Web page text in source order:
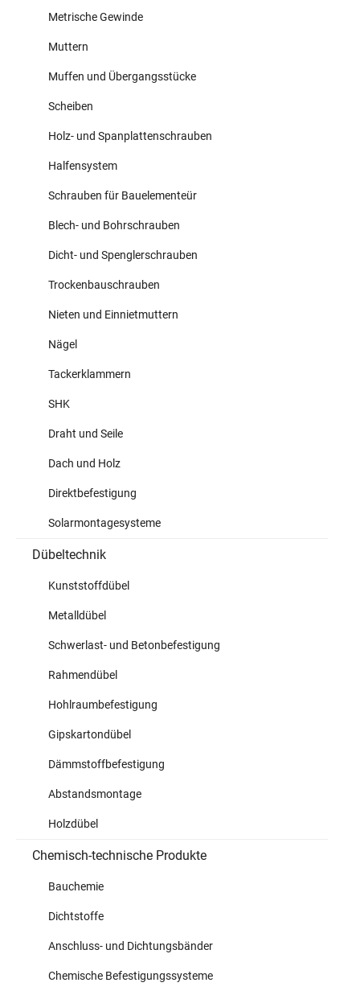
Metrische Gewinde
Muttern
Muffen und Übergangsstücke
Scheiben
Holz- und Spanplattenschrauben
Halfensystem
Schrauben für Bauelementeür
Blech- und Bohrschrauben
Dicht- und Spenglerschrauben
Trockenbauschrauben
Nieten und Einnietmuttern
Nägel
Tackerklammern
SHK
Draht und Seile
Dach und Holz
Direktbefestigung
Solarmontagesysteme
Dübeltechnik
Kunststoffdübel
Metalldübel
Schwerlast- und Betonbefestigung
Rahmendübel
Hohlraumbefestigung
Gipskartondübel
Dämmstoffbefestigung
Abstandsmontage
Holzdübel
Chemisch-technische Produkte
Bauchemie
Dichtstoffe
Anschluss- und Dichtungsbänder
Chemische Befestigungssysteme